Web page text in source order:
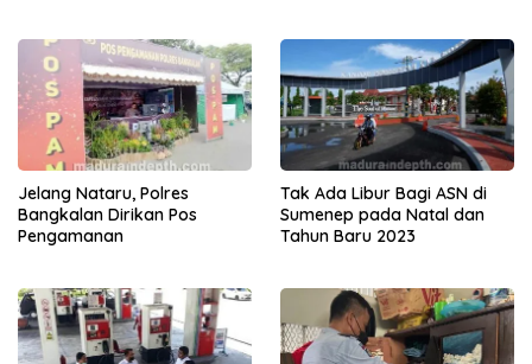
Jelang Nataru, Polres
Bangkalan Dirikan Pos
Pengamanan
Tak Ada Libur Bagi ASN di
Sumenep pada Natal dan
Tahun Baru 2023